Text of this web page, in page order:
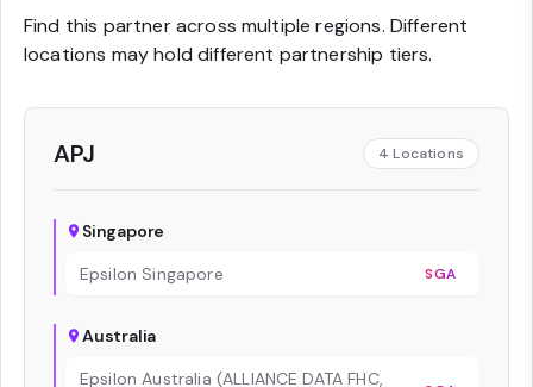
Find this partner across multiple regions. Different
locations may hold different partnership tiers.
APJ 4 Locations
Singapore
Epsilon Singapore
SGA
Australia
Epsilon Australia (ALLIANCE DATA FHC,